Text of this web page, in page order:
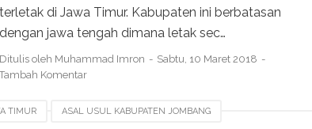
terletak di Jawa Timur. Kabupaten ini berbatasan
dengan jawa tengah dimana letak sec…
Ditulis oleh Muhammad Imron
Sabtu, 10 Maret 2018
Tambah Komentar
TIMUR ASAL USUL KABUPATEN JOMBANG